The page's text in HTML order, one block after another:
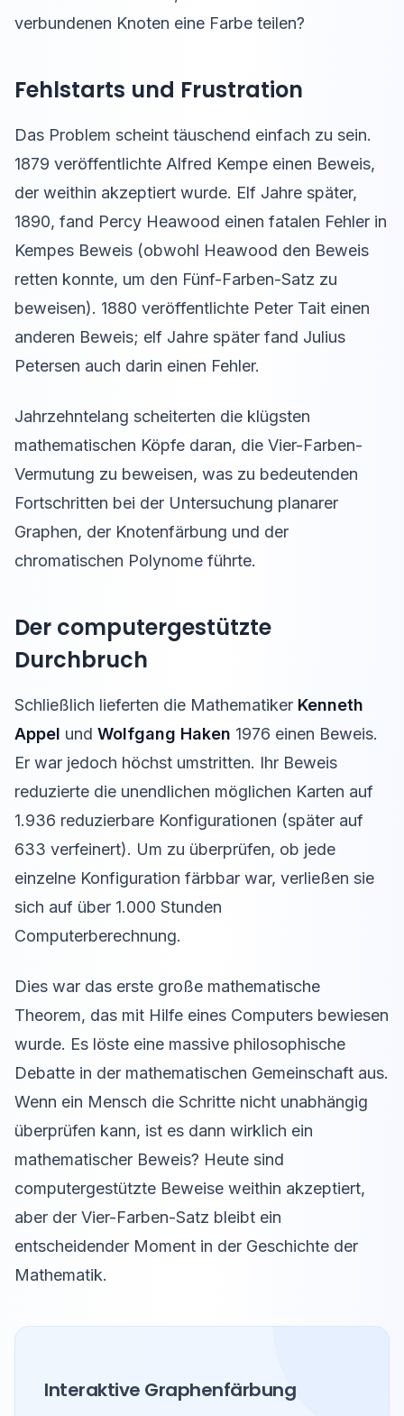
verbundenen Knoten eine Farbe teilen?
Fehlstarts und Frustration
Das Problem scheint täuschend einfach zu sein.
1879 veröffentlichte Alfred Kempe einen Beweis,
der weithin akzeptiert wurde. Elf Jahre später,
1890, fand Percy Heawood einen fatalen Fehler in
Kempes Beweis (obwohl Heawood den Beweis
retten konnte, um den Fünf-Farben-Satz zu
beweisen). 1880 veröffentlichte Peter Tait einen
anderen Beweis; elf Jahre später fand Julius
Petersen auch darin einen Fehler.
Jahrzehntelang scheiterten die klügsten
mathematischen Köpfe daran, die Vier-Farben-
Vermutung zu beweisen, was zu bedeutenden
Fortschritten bei der Untersuchung planarer
Graphen, der Knotenfärbung und der
chromatischen Polynome führte.
Der computergestützte
Durchbruch
Schließlich lieferten die Mathematiker Kenneth
Appel und Wolfgang Haken 1976 einen Beweis.
Er war jedoch höchst umstritten. Ihr Beweis
reduzierte die unendlichen möglichen Karten auf
1.936 reduzierbare Konfigurationen (später auf
633 verfeinert). Um zu überprüfen, ob jede
einzelne Konfiguration färbbar war, verließen sie
sich auf über 1.000 Stunden
Computerberechnung.
Dies war das erste große mathematische
Theorem, das mit Hilfe eines Computers bewiesen
wurde. Es löste eine massive philosophische
Debatte in der mathematischen Gemeinschaft aus.
Wenn ein Mensch die Schritte nicht unabhängig
überprüfen kann, ist es dann wirklich ein
mathematischer Beweis? Heute sind
computergestützte Beweise weithin akzeptiert,
aber der Vier-Farben-Satz bleibt ein
entscheidender Moment in der Geschichte der
Mathematik.
Interaktive Graphenfärbung